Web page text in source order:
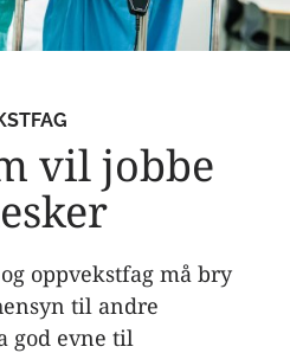
vil jobbe
oppvekstfag må bry
til andre
god evne til